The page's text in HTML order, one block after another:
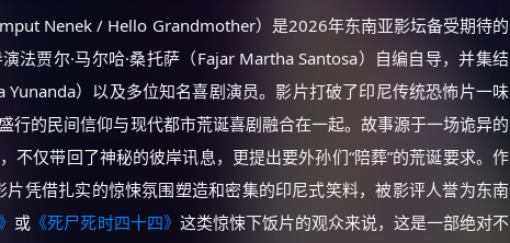
Nenek / Hello Grandmother）是2026年东南亚影坛备受期待的
法贾尔·马尔哈·桑托萨（Fajar Martha Santosa）自编自导，并集结
Yunanda）以及多位知名喜剧演员。影片打破了印尼传统恐怖片一味
行的民间信仰与现代都市荒诞喜剧融合在一起。故事源于一场诡异的
不仅带回了神秘的彼岸讯息，更提出要外孙们“陪葬”的荒诞要求。作
凭借扎实的惊悚氛围塑造和密集的印尼式笑料，被影评人誉为东南
或 《死尸死时四十四》 这类惊悚下饭片的观众来说，这是一部绝对不